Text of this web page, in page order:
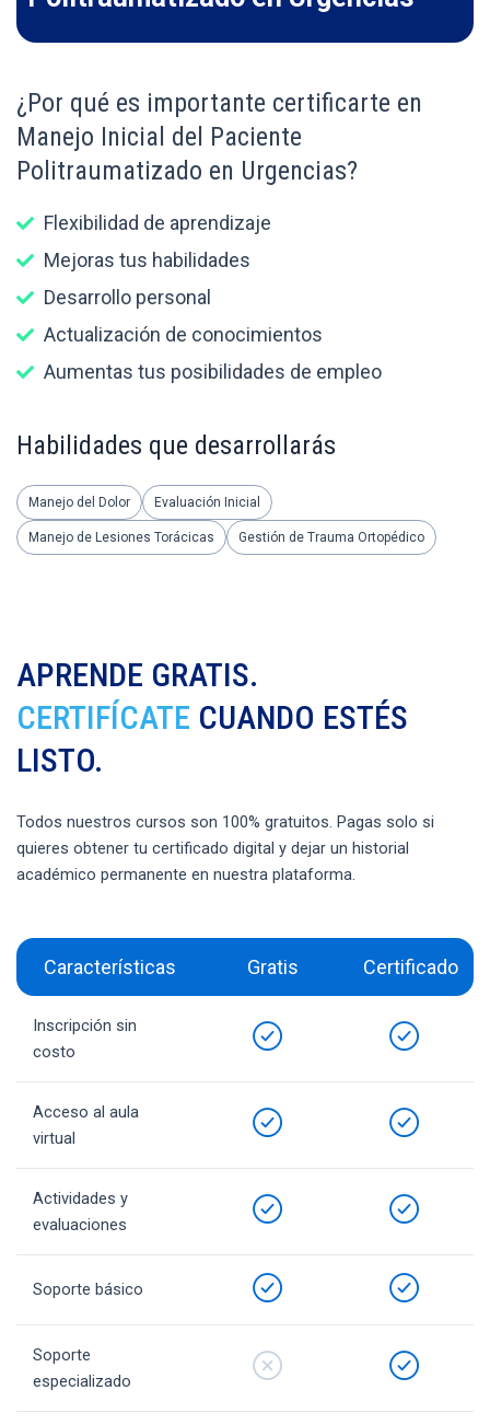
¿Por qué es importante certificarte en
Manejo Inicial del Paciente
Politraumatizado en Urgencias?
Flexibilidad de aprendizaje
Mejoras tus habilidades
Desarrollo personal
Actualización de conocimientos
Aumentas tus posibilidades de empleo
Habilidades que desarrollarás
Manejo del Dolor Evaluación Inicial
Manejo de Lesiones Torácicas Gestión de Trauma Ortopédico
APRENDE GRATIS.
CERTIFÍCATE CUANDO ESTÉS
LISTO.
Todos nuestros cursos son 100% gratuitos. Pagas solo si
quieres obtener tu certificado digital y dejar un historial
académico permanente en nuestra plataforma.
Características Gratis Certificado
Inscripción sin
costo
Acceso al aula
virtual
Actividades y
evaluaciones
Soporte básico
Soporte
especializado